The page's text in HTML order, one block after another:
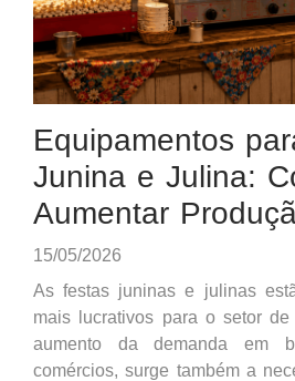
Equipamentos
Junina e Julina:
Aumentar
15/05/2026
As festas juninas e julinas
mais lucrativos para o setor
aumento da demanda em
comércios, surge também a